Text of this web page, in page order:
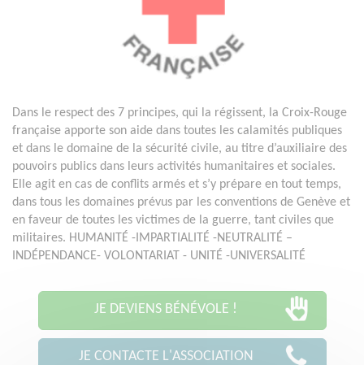
Dans le respect des 7 principes, qui la régissent, la Croix-Rouge
française apporte son aide dans toutes les calamités publiques
et dans le domaine de la sécurité civile, au titre d’auxiliaire des
pouvoirs publics dans leurs activités humanitaires et sociales.
Elle agit en cas de conflits armés et s’y prépare en tout temps,
dans tous les domaines prévus par les conventions de Genève et
en faveur de toutes les victimes de la guerre, tant civiles que
militaires. HUMANITÉ -IMPARTIALITÉ -NEUTRALITÉ –
INDÉPENDANCE- VOLONTARIAT - UNITÉ -UNIVERSALITÉ
JE DEVIENS BÉNÉVOLE !
JE CONTACTE L'ASSOCIATION